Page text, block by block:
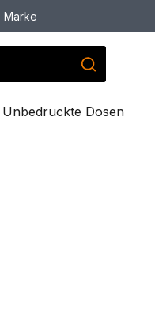
springen
Marke
Unbedruckte Dosen